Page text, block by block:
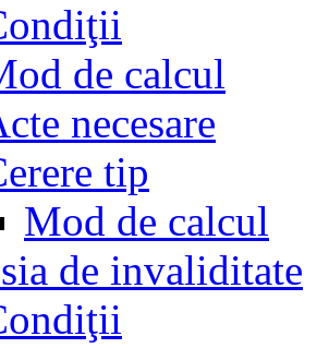
de calcul
necesare
tip
Mod de calcul
de invaliditate